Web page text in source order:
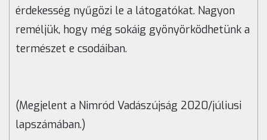
érdekesség nyűgözi le a látogatókat. Nagyon
reméljük, hogy még sokáig gyönyörködhetünk a
természet e csodáiban.
(Megjelent a Nimród Vadászújság 2020/júliusi
lapszámában.)